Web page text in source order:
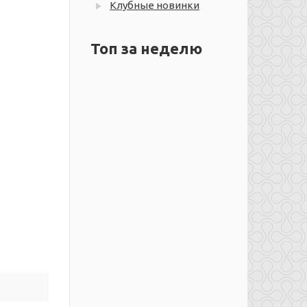
Клубные новинки
Топ за неделю